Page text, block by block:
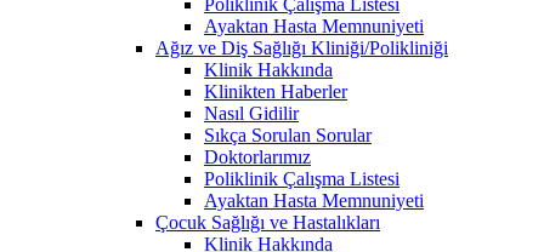
Ayaktan Hasta Memnuniyeti
Ağız ve Diş Sağlığı Kliniği/Polikliniği
Klinik Hakkında
Klinikten Haberler
Nasıl Gidilir
Sıkça Sorulan Sorular
Doktorlarımız
Poliklinik Çalışma Listesi
Ayaktan Hasta Memnuniyeti
Çocuk Sağlığı ve Hastalıkları
Klinik Hakkında